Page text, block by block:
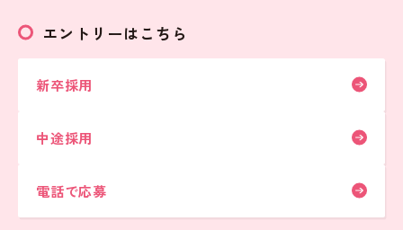
エントリーはこちら
新卒採用
中途採用
電話で応募